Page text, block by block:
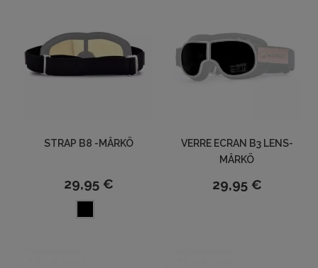
STRAP B8 -MÂRKÖ
29,95 €
VERRE ECRAN B3 LENS-
MÂRKÖ
29,95 €